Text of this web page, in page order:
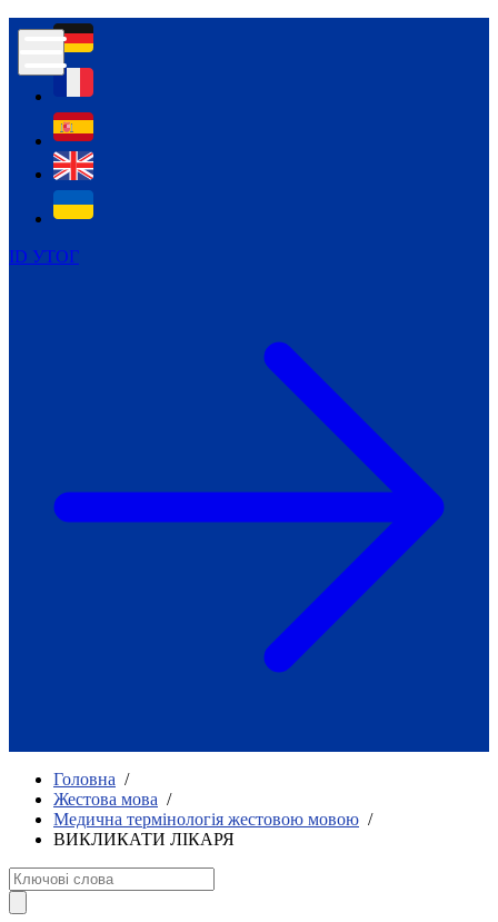
ID УТОГ
Контур психологічної безпеки глухих
Всеукраїнський пісенний
челендж «Україно, ти є!»
Молодіжний челендж «Жестова
мова для мене – це…»
Репортажі спеціальних та
інклюзивних начальних закладів
України
Як приклад стійкості спільноти
Говоримо коротко про наболіле
Міжнародний тиждень глухих людей
Всеукраїнський челендж «Молодь
співає»
жестову мову.
УТОГ»: прийом заявок 2023
Флешмоб «Історії успіхів, які надихають»
Переклад жестовою мовою
Діяльність УТОГ
Головна /
Жестова мова /
Медична термінологія жестовою мовою /
ВИКЛИКАТИ ЛІКАРЯ